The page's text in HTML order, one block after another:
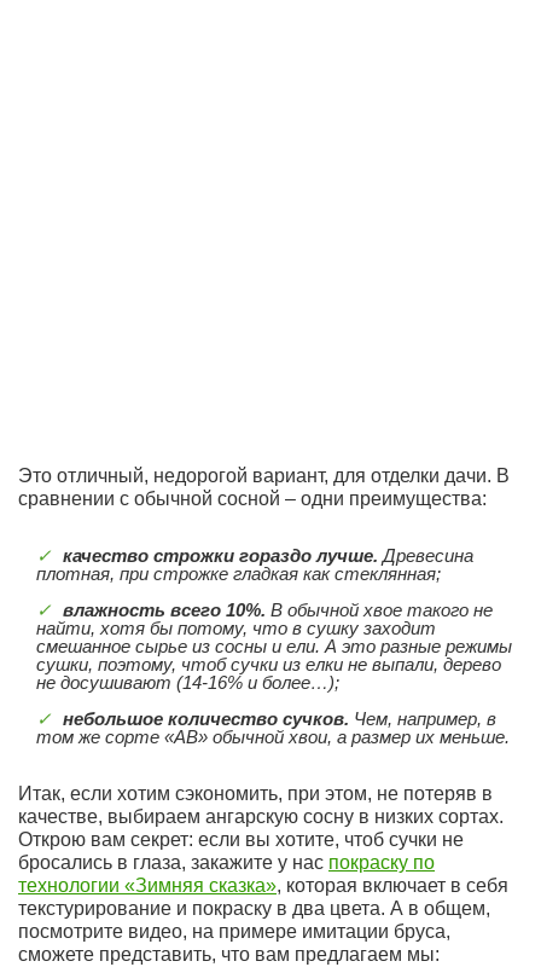
Это отличный, недорогой вариант, для отделки дачи. В
сравнении с обычной сосной – одни преимущества:
качество строжки гораздо лучше. Древесина
плотная, при строжке гладкая как стеклянная;
влажность всего 10%. В обычной хвое такого не
найти, хотя бы потому, что в сушку заходит
смешанное сырье из сосны и ели. А это разные режимы
сушки, поэтому, чтоб сучки из елки не выпали, дерево
не досушивают (14-16% и более…);
небольшое количество сучков. Чем, например, в
том же сорте «АВ» обычной хвои, а размер их меньше.
Итак, если хотим сэкономить, при этом, не потеряв в
качестве, выбираем ангарскую сосну в низких сортах.
Открою вам секрет: если вы хотите, чтоб сучки не
бросались в глаза, закажите у нас покраску по
технологии «Зимняя сказка», которая включает в себя
текстурирование и покраску в два цвета. А в общем,
посмотрите видео, на примере имитации бруса,
сможете представить, что вам предлагаем мы: